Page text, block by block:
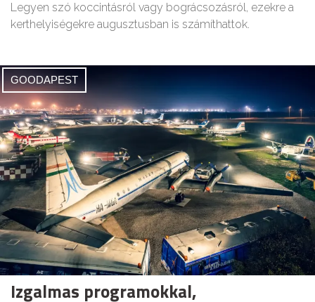
Legyen szó koccintásról vagy bográcsozásról, ezekre a
kerthelyiségekre augusztusban is számíthattok.
GOODAPEST
Izgalmas programokkal,